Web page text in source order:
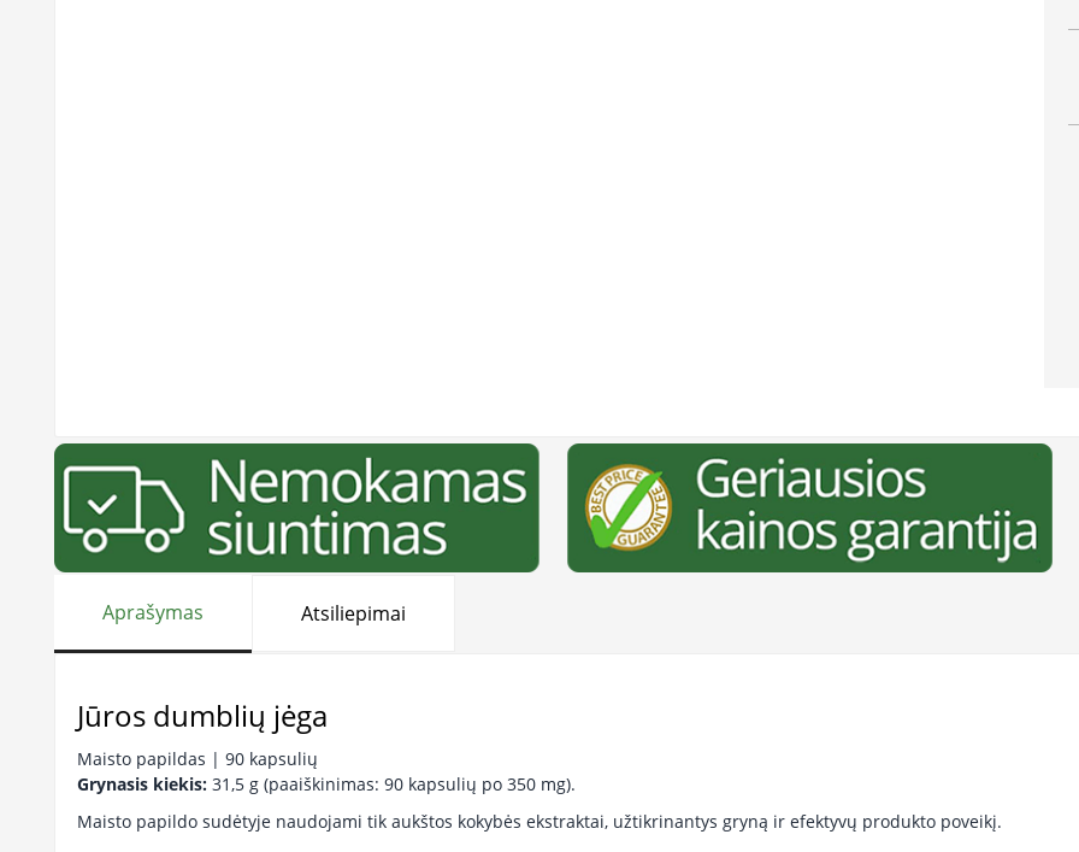
Aprašymas Atsiliepimai
Jūros dumblių jėga
Maisto papildas | 90 kapsulių
Grynasis kiekis: 31,5 g (paaiškinimas: 90 kapsulių po 350 mg).
Maisto papildo sudėtyje naudojami tik aukštos kokybės ekstraktai, užtikrinantys gryną ir efektyvų produkto poveikį.